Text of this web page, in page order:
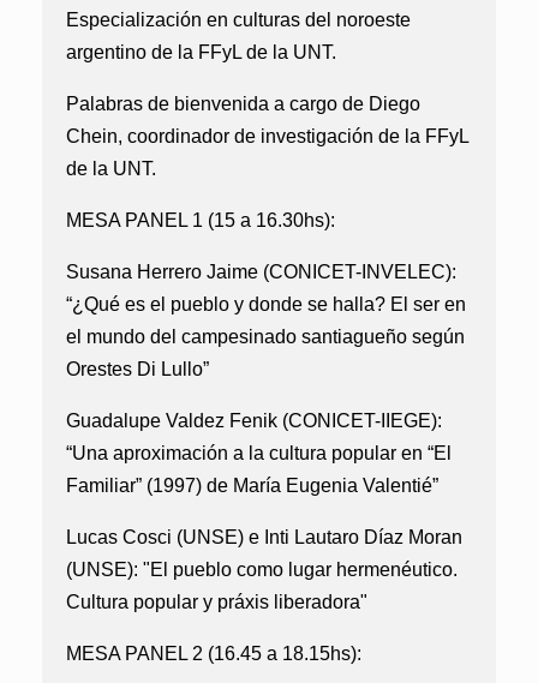
Especialización en culturas del noroeste
argentino de la FFyL de la UNT.
Palabras de bienvenida a cargo de Diego
Chein, coordinador de investigación de la FFyL
de la UNT.
MESA PANEL 1 (15 a 16.30hs):
Susana Herrero Jaime (CONICET-INVELEC):
“¿Qué es el pueblo y donde se halla? El ser en
el mundo del campesinado santiagueño según
Orestes Di Lullo”
Guadalupe Valdez Fenik (CONICET-IIEGE):
“Una aproximación a la cultura popular en “El
Familiar” (1997) de María Eugenia Valentié”
Lucas Cosci (UNSE) e Inti Lautaro Díaz Moran
(UNSE): "El pueblo como lugar hermenéutico.
Cultura popular y práxis liberadora"
MESA PANEL 2 (16.45 a 18.15hs):